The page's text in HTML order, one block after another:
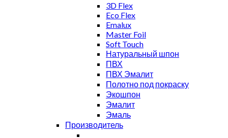
3D Flex
Eco Flex
Emalux
Master Foil
Soft Touch
Натуральный шпон
ПВХ
ПВХ Эмалит
Полотно под покраску
Экошпон
Эмалит
Эмаль
Производитель